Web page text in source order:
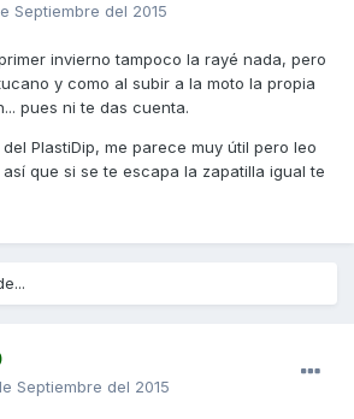
Septiembre del 2015
invierno tampoco la rayé nada, pero
y como al subir a la moto la propia
pues ni te das cuenta.
PlastiDip, me parece muy útil pero leo
que si se te escapa la zapatilla igual te
Septiembre del 2015